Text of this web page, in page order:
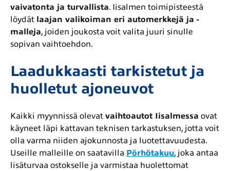
vaivatonta ja turvallista. Iisalmen toimipisteestä
löydät laajan valikoiman eri automerkkejä ja -
malleja, joiden joukosta voit valita juuri sinulle
sopivan vaihtoehdon.
Laadukkaasti tarkistetut ja
huolletut ajoneuvot
Kaikki myynnissä olevat vaihtoautot Iisalmessa ovat
käyneet läpi kattavan teknisen tarkastuksen, jotta voit
olla varma niiden ajokunnosta ja luotettavuudesta.
Useille malleille on saatavilla Pörhötakuu, joka antaa
lisäturvaa ostokselle ja varmistaa huolettomat